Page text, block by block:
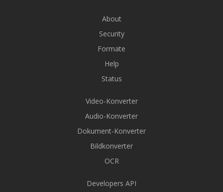
About
Security
Formate
Help
Status
Video-Konverter
Audio-Konverter
Dokument-Konverter
Bildkonverter
OCR
Developers API